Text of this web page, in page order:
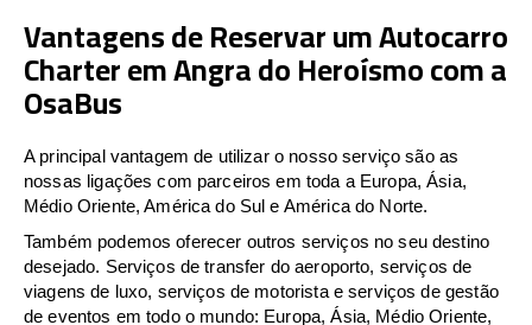
Vantagens de Reservar um Autocarro
Charter em Angra do Heroísmo com a
OsaBus
A principal vantagem de utilizar o nosso serviço são as
nossas ligações com parceiros em toda a Europa, Ásia,
Médio Oriente, América do Sul e América do Norte.
Também podemos oferecer outros serviços no seu destino
desejado. Serviços de transfer do aeroporto, serviços de
viagens de luxo, serviços de motorista e serviços de gestão
de eventos em todo o mundo: Europa, Ásia, Médio Oriente,